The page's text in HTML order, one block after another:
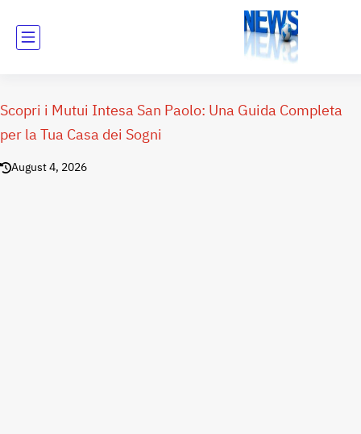
Scopri i Mutui Intesa San Paolo: Una Guida Completa
per la Tua Casa dei Sogni
August 4, 2026